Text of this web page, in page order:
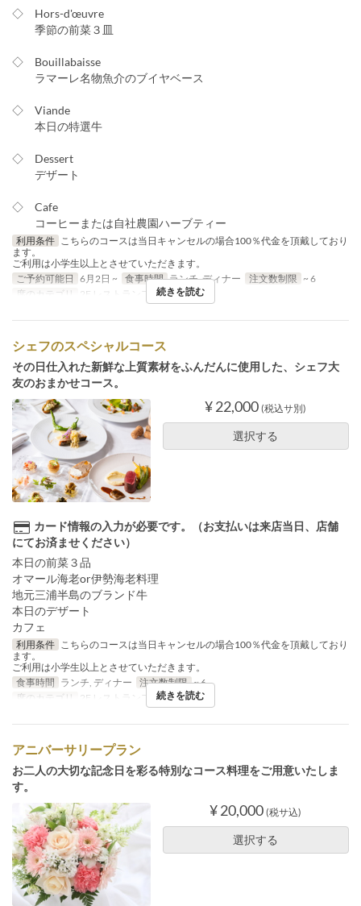
◇ Hors-d'œuvre
季節の前菜３皿
◇ Bouillabaisse
ラマーレ名物魚介のブイヤベース
◇ Viande
本日の特選牛
◇ Dessert
デザート
◇ Cafe
コーヒーまたは自社農園ハーブティー
利用条件
こちらのコースは当日キャンセルの場合100％代金を頂戴しており
ます。
ご利用は小学生以上とさせていただきます。
ご予約可能日 6月2日 ~ 食事時間 ランチ, ディナー 注文数制限 ~ 6
席のカテゴリ
2F レストランフロア続きを読む
シェフのスペシャルコース
その日仕入れた新鮮な上質素材をふんだんに使用した、シェフ大
友のおまかせコース。
¥ 22,000 (税込サ別)
選択する
カード情報の入力が必要です。（お支払いは来店当日、店舗
にてお済ませください）
本日の前菜３品
オマール海老or伊勢海老料理
地元三浦半島のブランド牛
本日のデザート
カフェ
利用条件 こちらのコースは当日キャンセルの場合100％代金を頂戴しており
ます。
ご利用は小学生以上とさせていただきます。
食事時間 ランチ, ディナー 注文数制限 ~ 6
席のカテゴリ
2F レストランフロア続きを読む
アニバーサリープラン
お二人の大切な記念日を彩る特別なコース料理をご用意いたしま
す。
¥ 20,000 (税サ込)
選択する